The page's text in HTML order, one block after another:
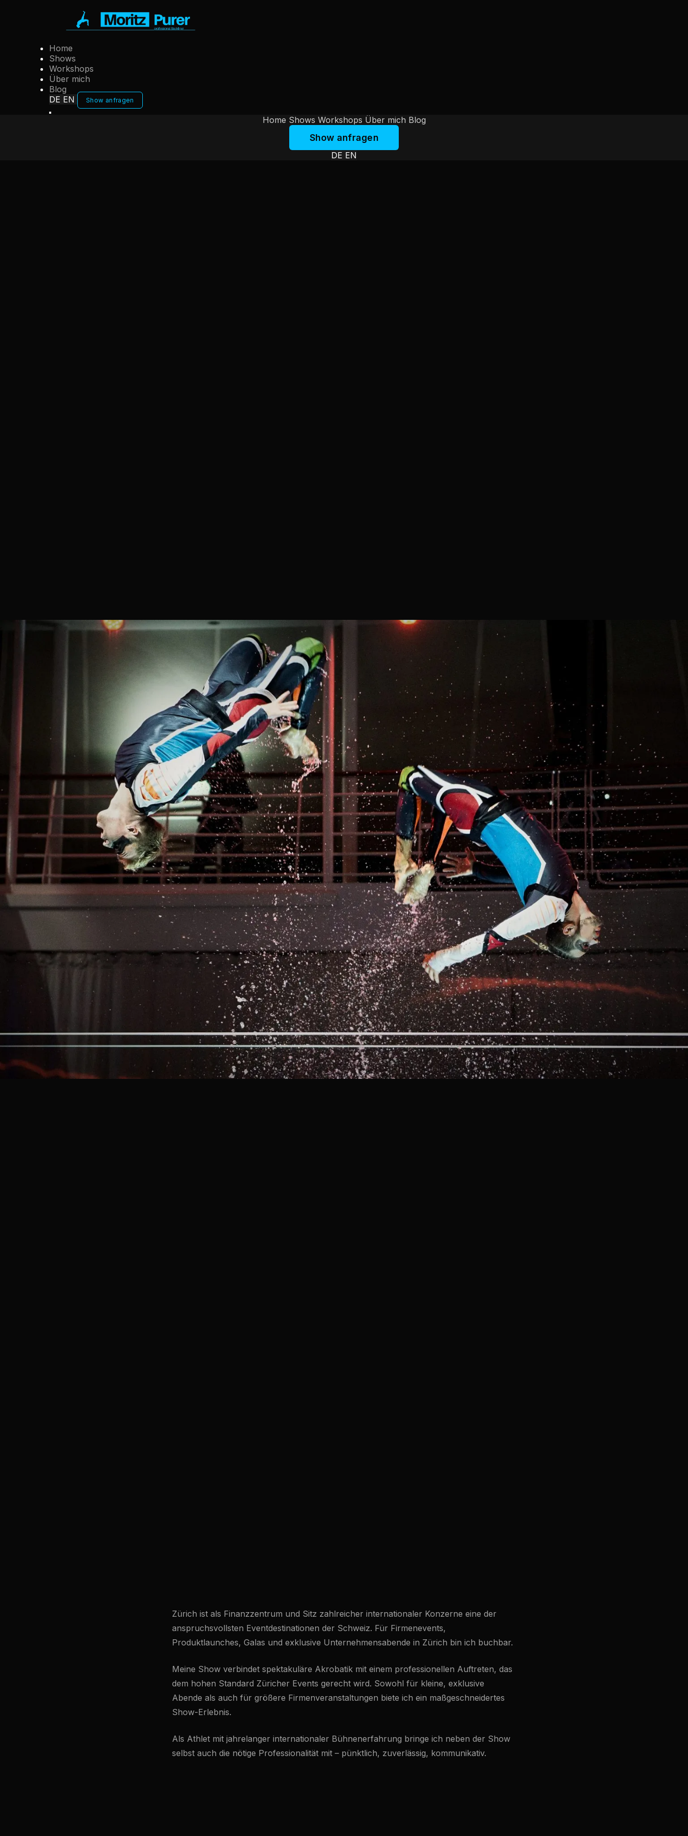
Home
Shows
Workshops
Über mich
Blog
DE EN Show anfragen
Home Shows Workshops Über mich Blog
Show anfragen
DE EN
Zürich ist als Finanzzentrum und Sitz zahlreicher internationaler Konzerne eine der
anspruchsvollsten Eventdestinationen der Schweiz. Für Firmenevents,
Produktlaunches, Galas und exklusive Unternehmensabende in Zürich bin ich buchbar.
Meine Show verbindet spektakuläre Akrobatik mit einem professionellen Auftreten, das
dem hohen Standard Züricher Events gerecht wird. Sowohl für kleine, exklusive
Abende als auch für größere Firmenveranstaltungen biete ich ein maßgeschneidertes
Show-Erlebnis.
Als Athlet mit jahrelanger internationaler Bühnenerfahrung bringe ich neben der Show
selbst auch die nötige Professionalität mit – pünktlich, zuverlässig, kommunikativ.